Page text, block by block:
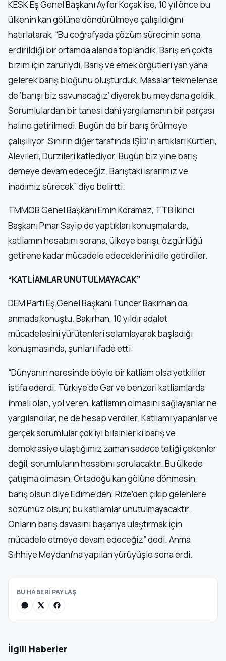
KESK Eş Genel Başkanı Ayfer Koçak ise, 10 yıl önce bu
ülkenin kan gölüne döndürülmeye çalışıldığını
hatırlatarak, “Bu coğrafyada çözüm sürecinin sona
erdirildiği bir ortamda alanda toplandık. Barış en çokta
bizim için zaruriydi. Barış ve emek örgütleri yan yana
gelerek barış bloğunu oluşturduk. Masalar tekmelense
de ‘barışı biz savunacağız’ diyerek bu meydana geldik.
Sorumlulardan bir tanesi dahi yargılamanın bir parçası
haline getirilmedi. Bugün de bir barış örülmeye
çalışılıyor. Sınırın diğer tarafında IŞİD’in artıkları Kürtleri,
Alevileri, Durzileri katlediyor. Bugün biz yine barış
demeye devam edeceğiz. Barıştaki ısrarımız ve
inadımız sürecek” diye belirtti.
TMMOB Genel Başkanı Emin Koramaz, TTB İkinci
Başkanı Pınar Sayip de yaptıkları konuşmalarda,
katliamın hesabını sorana, ülkeye barışı, özgürlüğü
getirene kadar mücadele edeceklerini dile getirdiler.
“KATLİAMLAR UNUTULMAYACAK”
DEM Parti Eş Genel Başkanı Tuncer Bakırhan da,
anmada konuştu. Bakırhan, 10 yıldır adalet
mücadelesini yürütenleri selamlayarak başladığı
konuşmasında, şunları ifade etti:
“Dünyanın neresinde böyle bir katliam olsa yetkililer
istifa ederdi. Türkiye’de Gar ve benzeri katliamlarda
ihmali olan, yol veren, katliamın olmasını sağlayanlar ne
yargılandılar, ne de hesap verdiler. Katliamı yapanlar ve
gerçek sorumlular çok iyi bilsinler ki barış ve
demokrasiye ulaştığımız zaman sadece tetiği çekenler
değil, sorumluların hesabını sorulacaktır. Bu ülkede
çatışma olmasın, Ortadoğu kan gölüne dönmesin,
barış olsun diye Edirne’den, Rize’den çıkıp gelenlere
sözümüz olsun; bu katliamlar unutulmayacaktır.
Onların barış davasını başarıya ulaştırmak için
mücadele etmeye devam edeceğiz” dedi. Anma
Sıhhiye Meydanı’na yapılan yürüyüşle sona erdi.
BU HABERİ PAYLAŞ
İlgili Haberler